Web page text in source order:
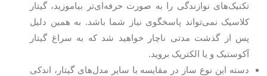
تکنیک‌های نوازندگی را به صورت حرفه‌ای‌تر بیاموزید، گیتار
کلاسیک نمی‌تواند پاسخگوی نیاز شما باشد. به همین دلیل
پس از گذشت مدتی ناچار خواهید شد که به سراغ گیتار
آکوستیک و یا الکتریک بروید.
دسته این نوع ساز در مقایسه با سایر مدل‌های گیتار، اندکی